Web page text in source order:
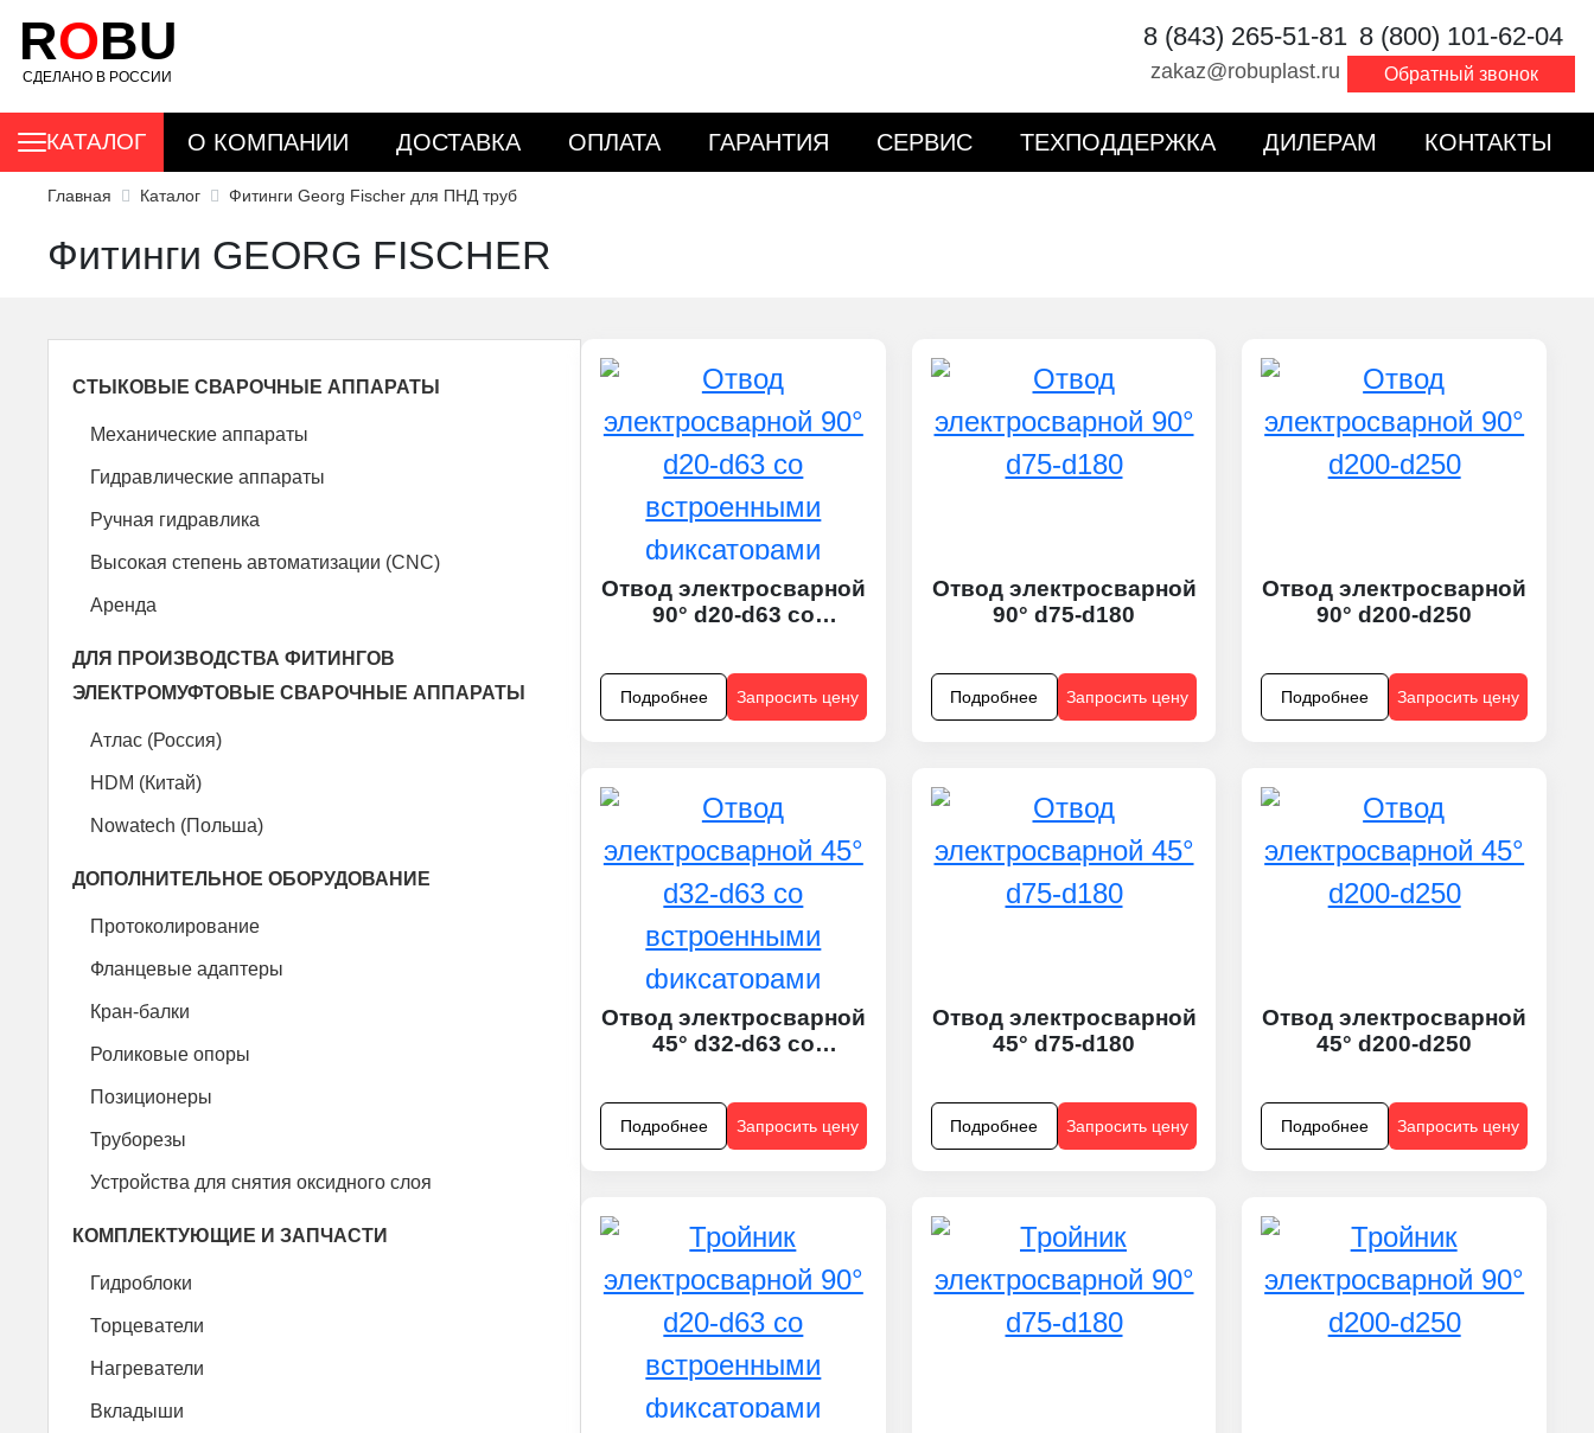
ROBU
СДЕЛАНО В РОССИИ
8 (843) 265-51-81
zakaz@robuplast.ru
8 (800) 101-62-04
Обратный звонок
КАТАЛОГ О КОМПАНИИ ДОСТАВКА ОПЛАТА ГАРАНТИЯ СЕРВИС ТЕХПОДДЕРЖКА ДИЛЕРАМ КОНТАКТЫ
Главная Каталог Фитинги Georg Fischer для ПНД труб
Фитинги GEORG FISCHER
СТЫКОВЫЕ СВАРОЧНЫЕ АППАРАТЫ
Механические аппараты
Гидравлические аппараты
Ручная гидравлика
Высокая степень автоматизации (CNC)
Аренда
ДЛЯ ПРОИЗВОДСТВА ФИТИНГОВ
ЭЛЕКТРОМУФТОВЫЕ СВАРОЧНЫЕ АППАРАТЫ
Атлас (Россия)
HDM (Китай)
Nowatech (Польша)
ДОПОЛНИТЕЛЬНОЕ ОБОРУДОВАНИЕ
Протоколирование
Фланцевые адаптеры
Кран-балки
Роликовые опоры
Позиционеры
Труборезы
Устройства для снятия окcидного слоя
КОМПЛЕКТУЮЩИЕ И ЗАПЧАСТИ
Гидроблоки
Торцеватели
Нагреватели
Вкладыши
Отвод электросварной
90° d20-d63 со
Подробнее Запросить цену
Отвод электросварной
90° d75-d180
Подробнее Запросить цену
Отвод электросварной
90° d200-d250
Подробнее Запросить цену
Отвод электросварной
45° d32-d63 со
Подробнее Запросить цену
Отвод электросварной
45° d75-d180
Подробнее Запросить цену
Отвод электросварной
45° d200-d250
Подробнее Запросить цену